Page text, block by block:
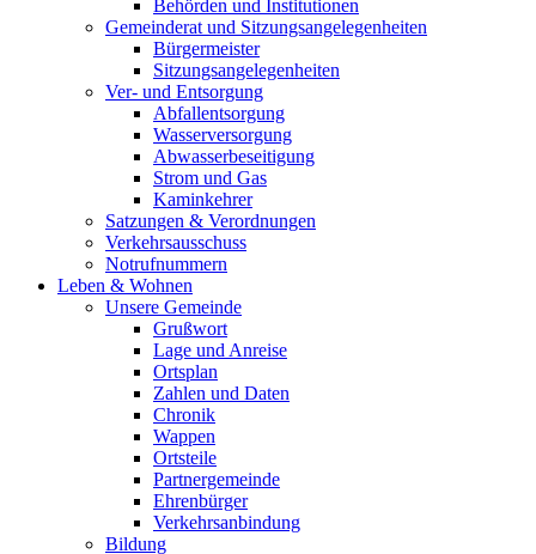
Behörden und Institutionen
Gemeinderat und Sitzungsangelegenheiten
Bürgermeister
Sitzungsangelegenheiten
Ver- und Entsorgung
Abfallentsorgung
Wasserversorgung
Abwasserbeseitigung
Strom und Gas
Kaminkehrer
Satzungen & Verordnungen
Verkehrsausschuss
Notrufnummern
Leben & Wohnen
Unsere Gemeinde
Grußwort
Lage und Anreise
Ortsplan
Zahlen und Daten
Chronik
Wappen
Ortsteile
Partnergemeinde
Ehrenbürger
Verkehrsanbindung
Bildung